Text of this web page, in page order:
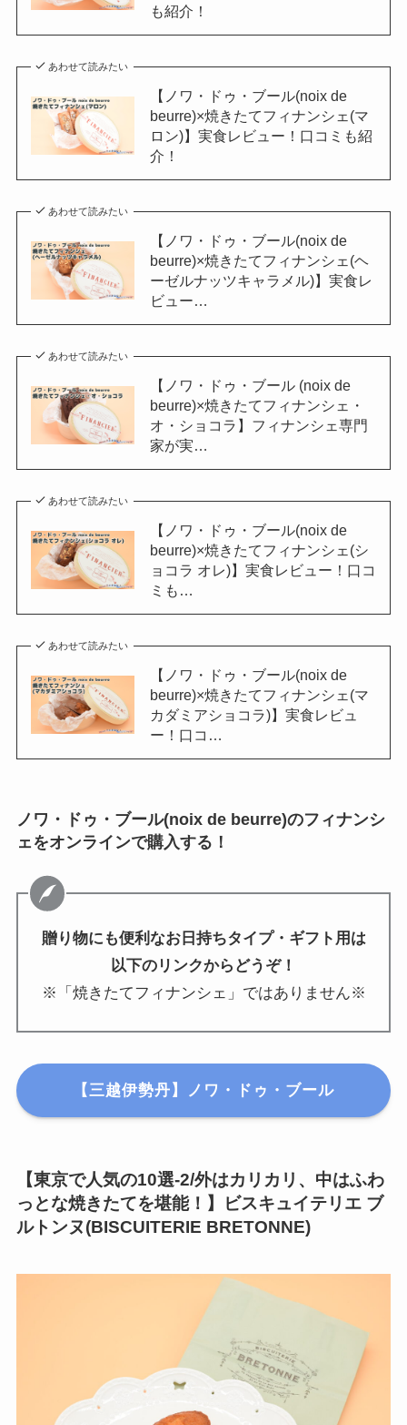
も紹介！
あわせて読みたい
【ノワ・ドゥ・ブール(noix de
beurre)×焼きたてフィナンシェ(マ
ロン)】実食レビュー！口コミも紹
介！
あわせて読みたい
【ノワ・ドゥ・ブール(noix de
beurre)×焼きたてフィナンシェ(ヘ
ーゼルナッツキャラメル)】実食レ
ビュー…
あわせて読みたい
【ノワ・ドゥ・ブール (noix de
beurre)×焼きたてフィナンシェ・
オ・ショコラ】フィナンシェ専門
家が実…
あわせて読みたい
【ノワ・ドゥ・ブール(noix de
beurre)×焼きたてフィナンシェ(シ
ョコラ オレ)】実食レビュー！口コ
ミも…
あわせて読みたい
【ノワ・ドゥ・ブール(noix de
beurre)×焼きたてフィナンシェ(マ
カダミアショコラ)】実食レビュ
ー！口コ…
ノワ・ドゥ・ブール(noix de beurre)のフィナンシ
ェをオンラインで購入する！
贈り物にも便利なお日持ちタイプ・ギフト用は
以下のリンクからどうぞ！
※「焼きたてフィナンシェ」ではありません※
【三越伊勢丹】ノワ・ドゥ・ブール
【東京で人気の10選-2/外はカリカリ、中はふわ
っとな焼きたてを堪能！】ビスキュイテリエ ブ
ルトンヌ(BISCUITERIE BRETONNE)